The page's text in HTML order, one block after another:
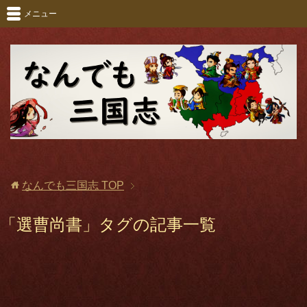
メニュー
なんでも三国志 TOP
「選曹尚書」タグの記事一覧